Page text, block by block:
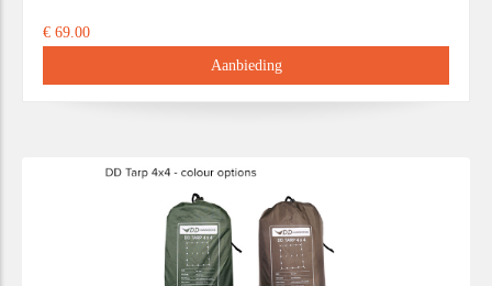
€ 69.00
Aanbieding